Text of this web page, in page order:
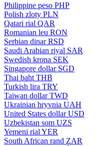
Philippine peso PHP
Polish zloty PLN
Qatari rial QAR
Romanian leu RON
Serbian dinar RSD
Saudi Arabian riyal SAR
Swedish krona SEK
Singapore dollar SGD
Thai baht THB
Turkish lira TRY
Taiwan dollar TWD
Ukrainian hryvnia UAH
United States dollar USD
Uzbekistan som UZS
Yemeni rial YER
South African rand ZAR